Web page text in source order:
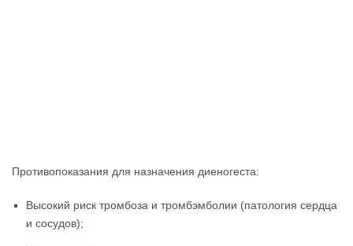
Противопоказания для назначения диеногеста:
Высокий риск тромбоза и тромбэмболии (патология сердца
и сосудов);